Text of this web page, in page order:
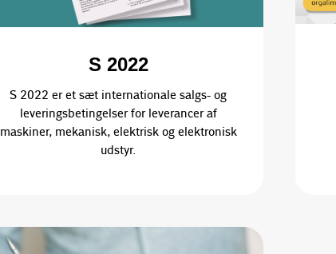
S 2022
S 2022 er et sæt internationale salgs- og
leveringsbetingelser for leverancer af
maskiner, mekanisk, elektrisk og elektronisk
udstyr.